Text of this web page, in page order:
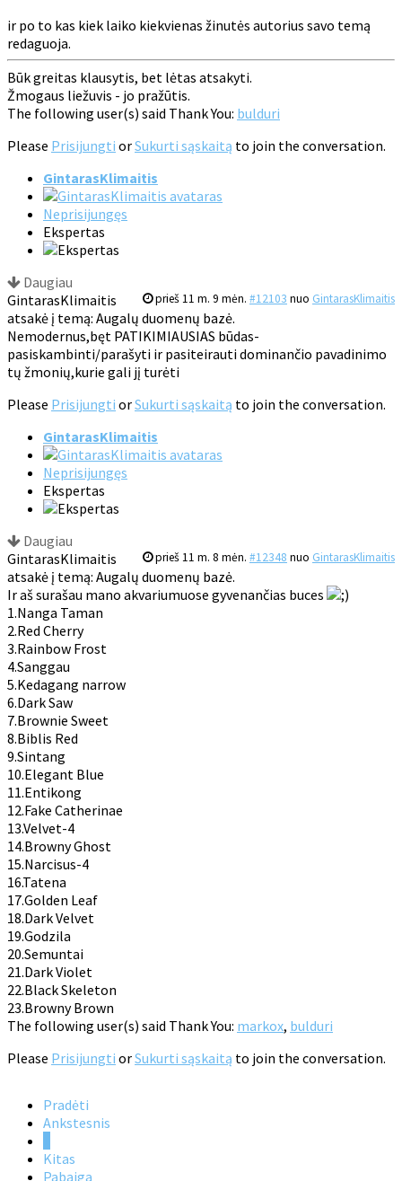
ir po to kas kiek laiko kiekvienas žinutės autorius savo temą
redaguoja.
Būk greitas klausytis, bet lėtas atsakyti.
Žmogaus liežuvis - jo pražūtis.
The following user(s) said Thank You: bulduri
Please Prisijungti orSukurti sąskaitą to join the conversation.
GintarasKlimaitis
Neprisijungęs
Ekspertas
Daugiau
prieš 11 m. 9 mėn. #12103 nuo GintarasKlimaitis
GintarasKlimaitis
atsakė į temą: Augalų duomenų bazė.
Nemodernus,bęt PATIKIMIAUSIAS būdas-
pasiskambinti/parašyti ir pasiteirauti dominančio pavadinimo
tų žmonių,kurie gali jį turėti
Please Prisijungti orSukurti sąskaitą to join the conversation.
GintarasKlimaitis
Neprisijungęs
Ekspertas
Daugiau
prieš 11 m. 8 mėn. #12348 nuo GintarasKlimaitis
GintarasKlimaitis
atsakė į temą: Augalų duomenų bazė.
Ir aš surašau mano akvariumuose gyvenančias buces
1.Nanga Taman
2.Red Cherry
3.Rainbow Frost
4.Sanggau
5.Kedagang narrow
6.Dark Saw
7.Brownie Sweet
8.Biblis Red
9.Sintang
10.Elegant Blue
11.Entikong
12.Fake Catherinae
13.Velvet-4
14.Browny Ghost
15.Narcisus-4
16.Tatena
17.Golden Leaf
18.Dark Velvet
19.Godzila
20.Semuntai
21.Dark Violet
22.Black Skeleton
23.Browny Brown
The following user(s) said Thank You: markox, bulduri
Please Prisijungti orSukurti sąskaitą to join the conversation.
Pradėti
Ankstesnis
Kitas
Pabaiga